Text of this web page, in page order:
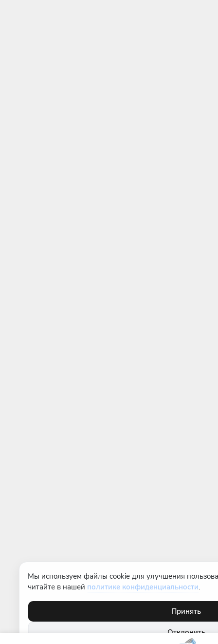
Мы используем файлы cookie для улучшения
читайте в нашей политике конфиденциальности.
Принять
Отклонить